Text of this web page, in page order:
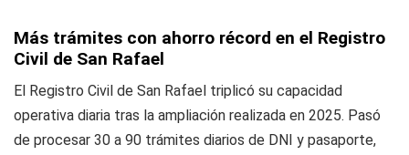
Más trámites con ahorro récord en el Registro
Civil de San Rafael
El Registro Civil de San Rafael triplicó su capacidad
operativa diaria tras la ampliación realizada en 2025. Pasó
de procesar 30 a 90 trámites diarios de DNI y pasaporte,